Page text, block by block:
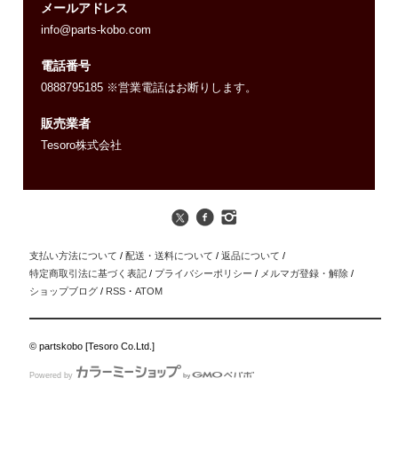
メールアドレス
info@parts-kobo.com
電話番号
0888795185 ※営業電話はお断りします。
販売業者
Tesoro株式会社
支払い方法について / 配送・送料について / 返品について /
特定商取引法に基づく表記 / プライバシーポリシー / メルマガ登録・解除 /
ショップブログ / RSS ・ATOM
© partskobo [Tesoro Co.Ltd.]
Powered by